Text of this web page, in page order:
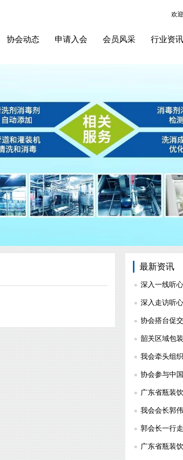
欢
协会动态 申请入会 会员风采 行业资讯
最新资讯
深入一线听心声，精
深入走访听心声 凝心
协会搭台促交流，智造赋
韶关区域包装
我会牵头组织《防伪溯源型智
协会参与中国饮料工
广东省瓶装饮用水
我会会长郭伟鹏率秘书处走访副会长
郭会长一行走访新会员广州长仁工
广东省瓶装饮用